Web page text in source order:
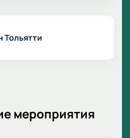
Тольятти
мероприятия